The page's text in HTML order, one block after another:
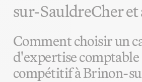
sur-SauldreCher
Comment choisir un
d'expertise
compétitif à Brinon-